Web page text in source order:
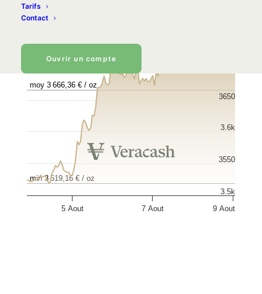
Tarifs
Contact
Ouvrir un compte
min 3 519,16 € / oz
max 3 768,39 € / oz
moy 3 666,36 € / oz
5 Aout 7 Aout 9 Aout
3.5k
3550
3.6k
3650